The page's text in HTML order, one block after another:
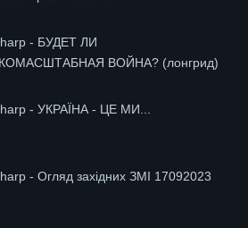
- БУДЕТ ЛИ
ВОЙНА? (лонгрид)
- УКРАЇНА - ЦЕ МИ...
- Огляд західних ЗМІ 17092023